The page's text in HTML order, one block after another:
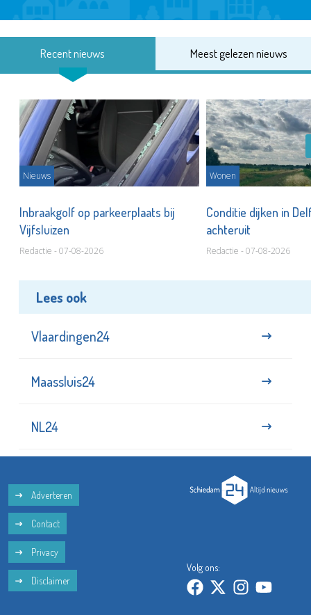
Recent nieuws Meest gelezen nieuws
Nieuws
Inbraakgolf op parkeerplaats bij
Vijfsluizen
Redactie - 07-08-2026
Wonen
Conditie dijken in
achteruit
Redactie - 07-08-2026
Lees ook
Vlaardingen24
Maassluis24
NL24
Adverteren
Contact
Privacy
Disclaimer
Volg ons: